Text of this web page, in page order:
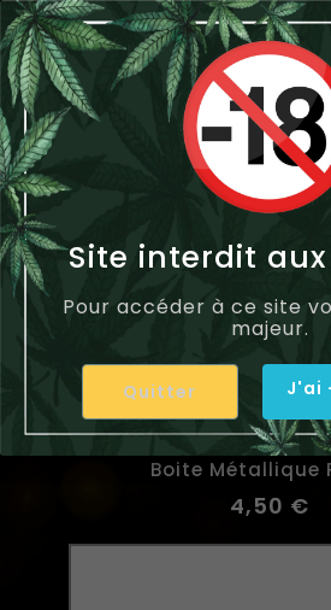
Boite Métallique
4,50 €
Site interdit
Pour accéder à ce site
majeur.
Quitter J'ai